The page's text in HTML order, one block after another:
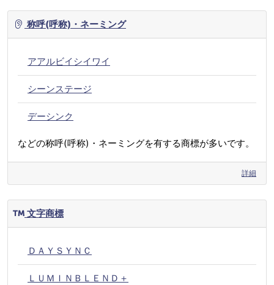
称呼(呼称)・ネーミング
アアルビイシイワイ
シーンステージ
デーシンク
などの称呼(呼称)・ネーミングを有する商標が多いです。
詳細
文字商標
ＤＡＹＳＹＮＣ
ＬＵＭＩＮＢＬＥＮＤ＋